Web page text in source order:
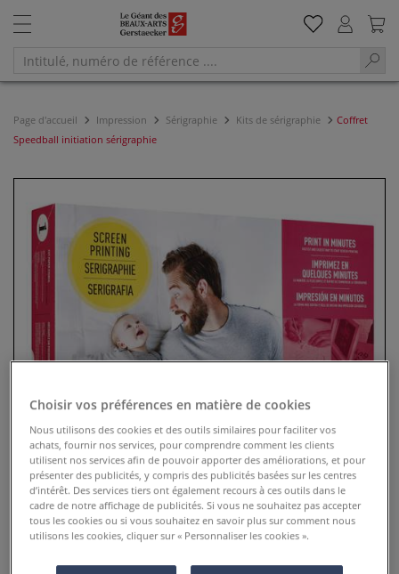
Page d'accueil Impression Sérigraphie Kits de sérigraphie
Coffret
Speedball initiation sérigraphie
Choisir vos préférences en matière de cookies
Nous utilisons des cookies et des outils similaires pour faciliter vos
achats, fournir nos services, pour comprendre comment les clients
utilisent nos services afin de pouvoir apporter des améliorations, et pour
présenter des publicités, y compris des publicités basées sur les centres
d’intérêt. Des services tiers ont également recours à ces outils dans le
cadre de notre affichage de publicités. Si vous ne souhaitez pas accepter
tous les cookies ou si vous souhaitez en savoir plus sur comment nous
utilisons les cookies, cliquer sur « Personnaliser les cookies ».